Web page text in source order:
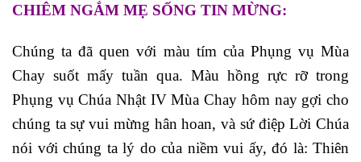
CHIÊM NGẮM MẸ SỐNG TIN MỪNG:
Chúng ta đã quen với màu tím của Phụng vụ Mùa
Chay suốt mấy tuần qua. Màu hồng rực rỡ trong
Phụng vụ Chúa Nhật IV Mùa Chay hôm nay gợi cho
chúng ta sự vui mừng hân hoan, và sứ điệp Lời Chúa
nói với chúng ta lý do của niềm vui ấy, đó là: Thiên